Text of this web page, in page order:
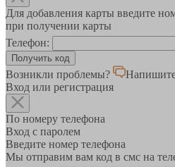
Для добавления карты введите
при получении карты
Телефон:
Возникли проблемы?
Вход или регистрация
По номеру телефона
Вход с паролем
Введите номер телефона
Мы отправим вам код в смс на